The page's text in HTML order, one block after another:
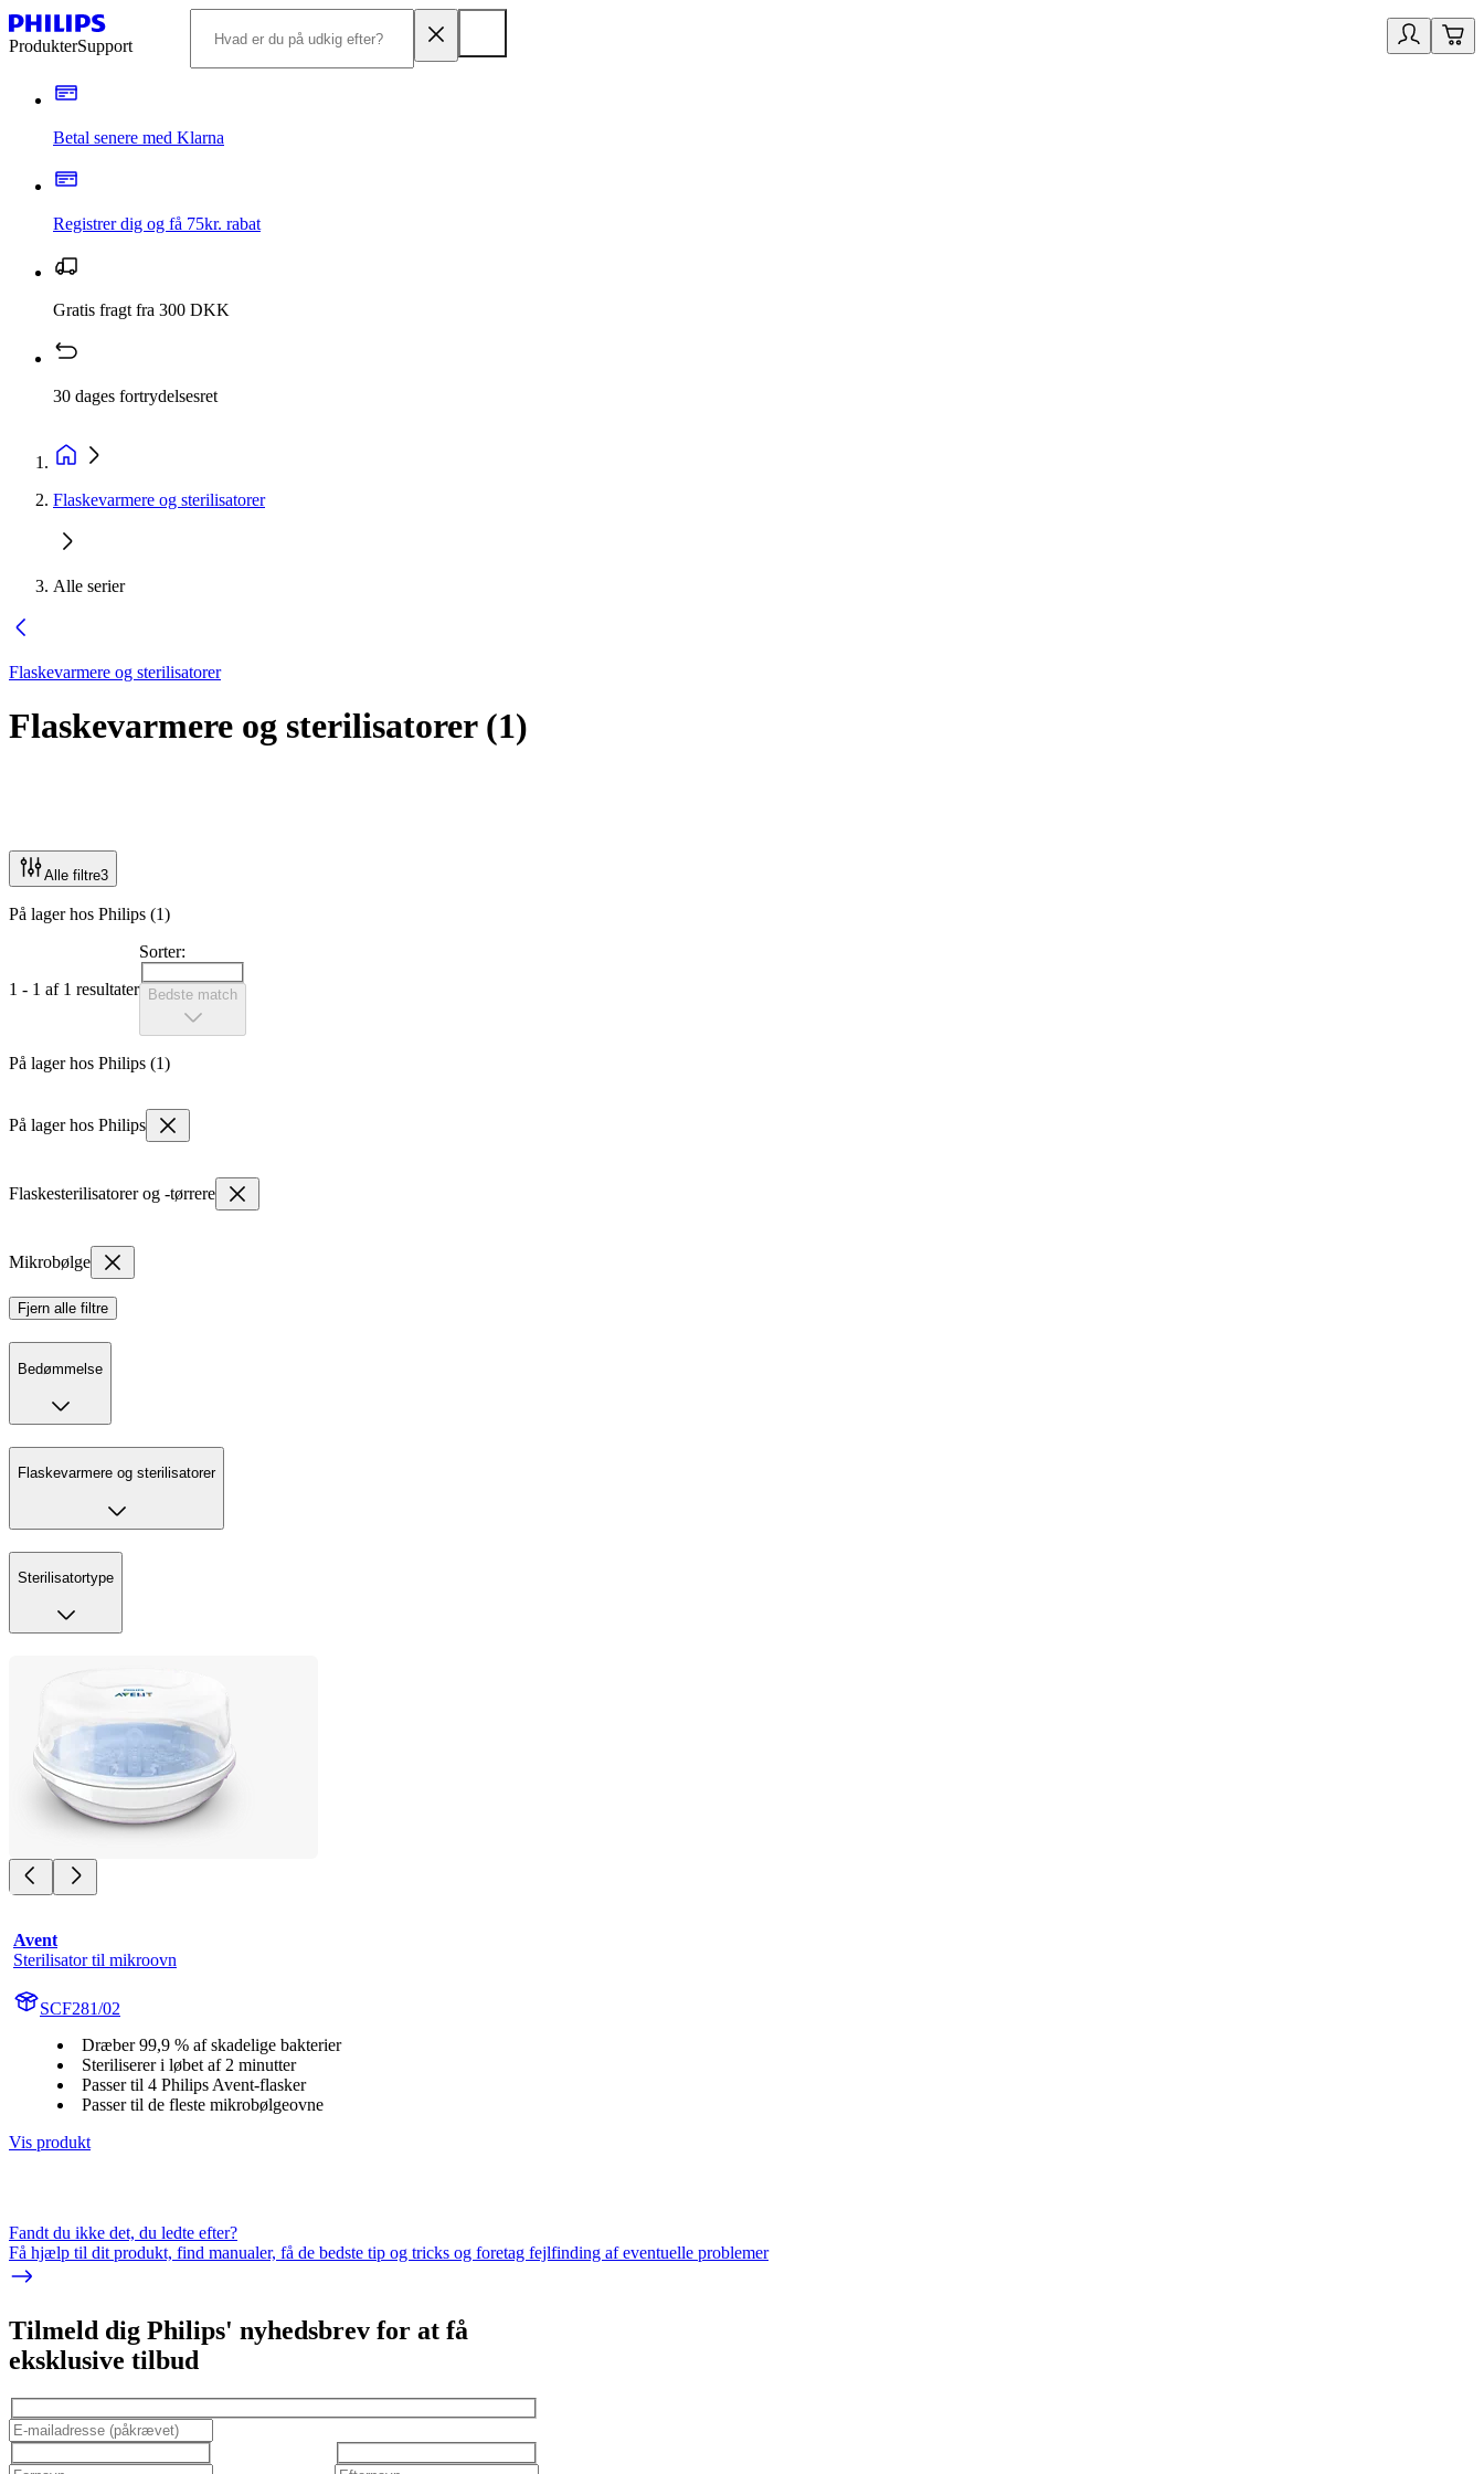
ProdukterSupport
Betal senere med Klarna
Registrer dig og få 75kr. rabat
Gratis fragt fra 300 DKK
30 dages fortrydelsesret
Flaskevarmere og sterilisatorer
Alle serier
Flaskevarmere og sterilisatorer
Flaskevarmere og sterilisatorer(1)
Alle filtre3
På lager hos Philips (1)
1 - 1 af 1 resultater
Sorter:
Bedste match
På lager hos Philips (1)
På lager hos Philips
Flaskesterilisatorer og -tørrere
Mikrobølge
Fjern alle filtre
Bedømmelse
Flaskevarmere og sterilisatorer
Sterilisatortype
Avent
Sterilisator til mikroovn
SCF281/02
Dræber 99,9 % af skadelige bakterier
Steriliserer i løbet af 2 minutter
Passer til 4 Philips Avent-flasker
Passer til de fleste mikrobølgeovne
Vis produkt
Fandt du ikke det, du ledte efter?
Få hjælp til dit produkt, find manualer, få de bedste tip og tricks og foretag fejlfinding af eventuelle problemer
Tilmeld dig Philips' nyhedsbrev for at få
eksklusive tilbud